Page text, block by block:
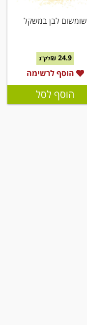
שומשום לבן במשקל
24.9 ₪ לק"ג
הוסף לרשימה
הוסף לסל